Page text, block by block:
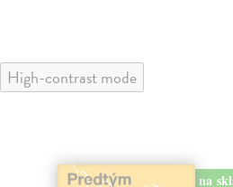
High-contrast mode
na